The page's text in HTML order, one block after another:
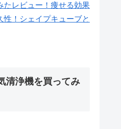
たレビュー！痩せる効果
性！シェイプキューブと
清浄機を買ってみ